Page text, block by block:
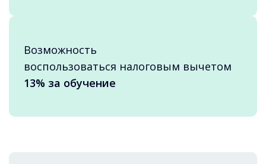
Возможность
воспользоваться налоговым вычетом
13% за обучение